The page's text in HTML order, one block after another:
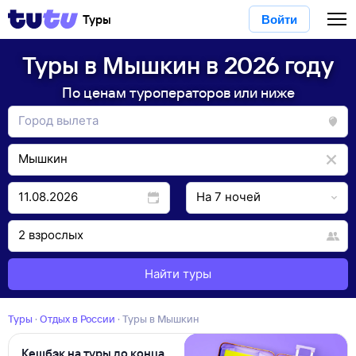
Туры Войти
Туры в Мышкин в 2026 году
По ценам туроператоров или ниже
Найти туры
Туры · Отдых в России · Туры в Мышкин